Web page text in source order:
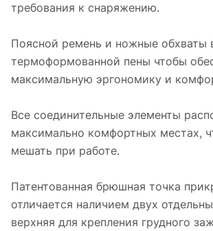
требования к снаряжению.
Поясной ремень и ножные обхваты
термоформованной пены чтобы
максимальную эргономику и
Все соединительные элементы
максимально комфортных местах,
мешать при работе.
Патентованная брюшная точка
отличается наличием двух
верхняя для крепления грудного